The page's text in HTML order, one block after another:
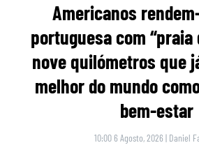
Americanos
portuguesa com “praia
nove quilómetros que
melhor do mundo
bem-estar
10:00 6 Agosto, 2026 | Daniel